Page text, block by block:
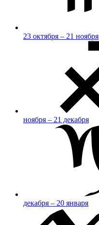
23 октября – 21 ноября
ноября – 21 декабря
декабря – 20 января